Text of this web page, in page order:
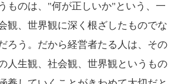
ものは、"何が正しいか"という、一
観、世界観に深く根ざしたものでな
ろう。だから経営者たる人は、その
人生観、社会観、世界観というもの